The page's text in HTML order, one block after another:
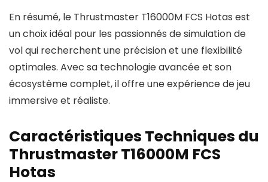
En résumé, le Thrustmaster T16000M FCS Hotas est
un choix idéal pour les passionnés de simulation de
vol qui recherchent une précision et une flexibilité
optimales. Avec sa technologie avancée et son
écosystème complet, il offre une expérience de jeu
immersive et réaliste.
Caractéristiques Techniques du
Thrustmaster T16000M FCS
Hotas